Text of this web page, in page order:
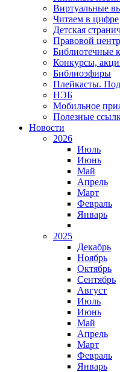
Виртуальные
Читаем в цифре
Детская
Правовой центр
Библиотечные
Конкурсы,
Библиоэфиры
Плейкасты.
НЭБ
Мобильное
Полезные
Новости
2026
Июль
Июнь
Май
Апрель
Март
Февраль
Январь
2025
Декабрь
Ноябрь
Октябрь
Сентябрь
Август
Июль
Июнь
Май
Апрель
Март
Февраль
Январь